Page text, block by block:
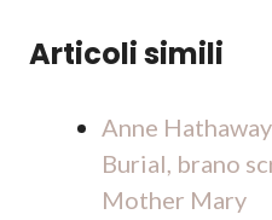
Articoli simili
Anne
Burial, brano
Mother Mary